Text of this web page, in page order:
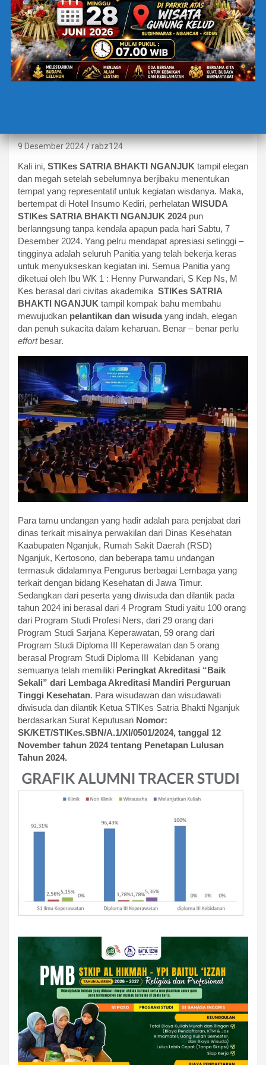
BERITA TERBARU EDUCATION
5 C DI PELANTIKAN DAN
9 Desember 2024 rabz124
Kali ini, STIKes SATRIA BHAKTI NGANJUK tampil elegan
dan megah setelah sebelumnya berjibaku menentukan
tempat yang representatif untuk kegiatan wisdanya. Maka,
bertempat di Hotel Insumo Kediri, perhelatan WISUDA
STIKes SATRIA BHAKTI NGANJUK 2024 pun
berlanngsung tanpa kendala apapun pada hari Sabtu, 7
Desember 2024. Yang pelru mendapat apresiasi setinggi –
tingginya adalah seluruh Panitia yang telah bekerja keras
untuk menyukseskan kegiatan ini. Semua Panitia yang
diketuai oleh Ibu WK 1 : Henny Purwandari, S Kep Ns, M
Kes berasal dari civitas akademika STIKes SATRIA
BHAKTI NGANJUK tampil kompak bahu membahu
mewujudkan pelantikan dan wisudayang indah, elegan
dan penuh sukacita dalam keharuan. Benar – benar perlu
effortbesar.
Para tamu undangan yang hadir adalah para penjabat dari
dinas terkait misalnya perwakilan dari Dinas Kesehatan
Kaabupaten Nganjuk, Rumah Sakit Daerah (RSD)
Nganjuk, Kertosono, dan beberapa tamu undangan
termasuk didalamnya Pengurus berbagai Lembaga yang
terkait dengan bidang Kesehatan di Jawa Timur.
Sedangkan dari peserta yang diwisuda dan dilantik pada
tahun 2024 ini berasal dari 4 Program Studi yaitu 100 orang
dari Program Studi Profesi Ners, dari 29 orang dari
Program Studi Sarjana Keperawatan, 59 orang dari
Program Studi Diploma III Keperawatan dan 5 orang
berasal Program Studi Diploma III Kebidanan yang
semuanya telah memiliki Peringkat Akreditasi “Baik
Sekali” dari Lembaga Akreditasi Mandiri Perguruan
Tinggi Kesehatan. Para wisudawan dan wisudawati
diwisuda dan dilantik Ketua STIKes Satria Bhakti Nganjuk
berdasarkan Surat Keputusan Nomor:
SK/KET/STIKes.SBN/A.1/XI/0501/2024, tanggal 12
November tahun 2024 tentang Penetapan Lulusan
Tahun 2024.